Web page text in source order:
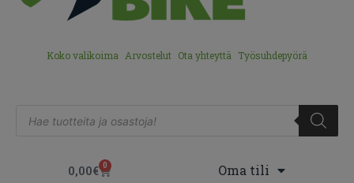
Koko valikoima Arvostelut Ota yhteyttä Työsuhdepyörä
0,00€ 0 Oma tili